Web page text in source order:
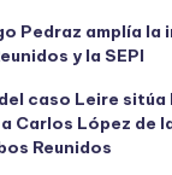
Pedraz amplía
y la SEPI
caso Leire sitúa
Carlos López de
Reunidos